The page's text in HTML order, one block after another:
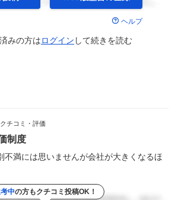
ヘルプ
みの方はログイン して続きを読む
チコミ・評価
制度
不満には思いませんが会社が大きくなるほ
中の方もクチコミ投稿OK！